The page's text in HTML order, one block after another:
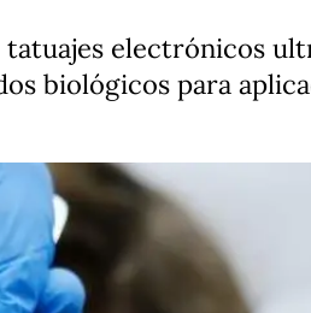
tatuajes electrónicos
biológicos para